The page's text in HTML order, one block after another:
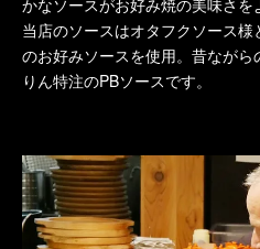
かなソースがお好み焼の美味さを
当店のソースはオタフクソース
のお好みソースを使用。昔ながら
りん特注のPBソースです。